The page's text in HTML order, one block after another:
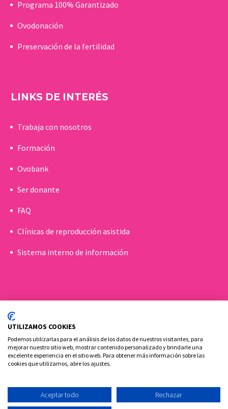
Programa 100% Garantizado
Ovodonación
Preservación de la fertilidad
LINKS DE INTERÉS
Trabaja con nosotros
Formación
Ovobank
Ser donante
FAQ
Clínicas de reproducción asistida
Sistema interno de información
UTILIZAMOS COOKIES
Podemos utilizarlas para el análisis de los datos de nuestros visitantes, para
mejorar nuestro sitio web, mostrar contenido personalizado y brindarle una
excelente experiencia en el sitio web. Para obtener más información sobre las
cookies que utilizamos, abre los ajustes.
Aceptar todo Rechazar